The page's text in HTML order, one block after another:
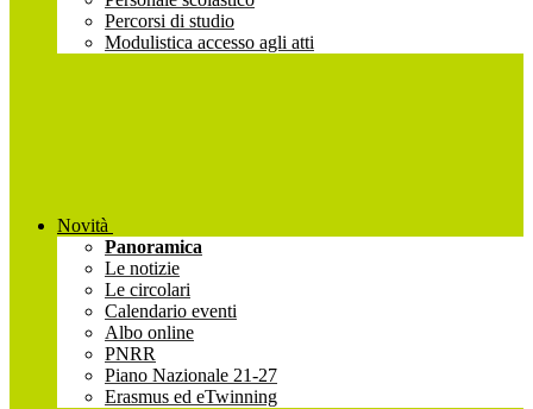
Percorsi di studio
Modulistica accesso agli atti
Novità
Panoramica
Le notizie
Le circolari
Calendario eventi
Albo online
PNRR
Piano Nazionale 21-27
Erasmus ed eTwinning